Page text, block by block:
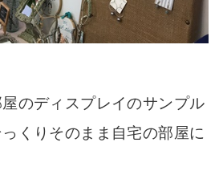
のディスプレイのサンプル
くりそのまま自宅の部屋に